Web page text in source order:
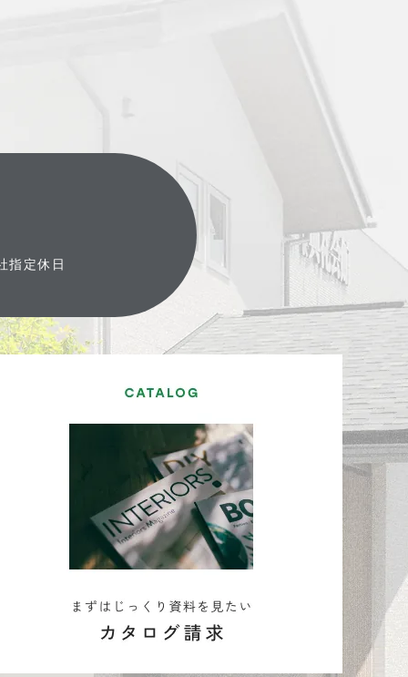
指定休日